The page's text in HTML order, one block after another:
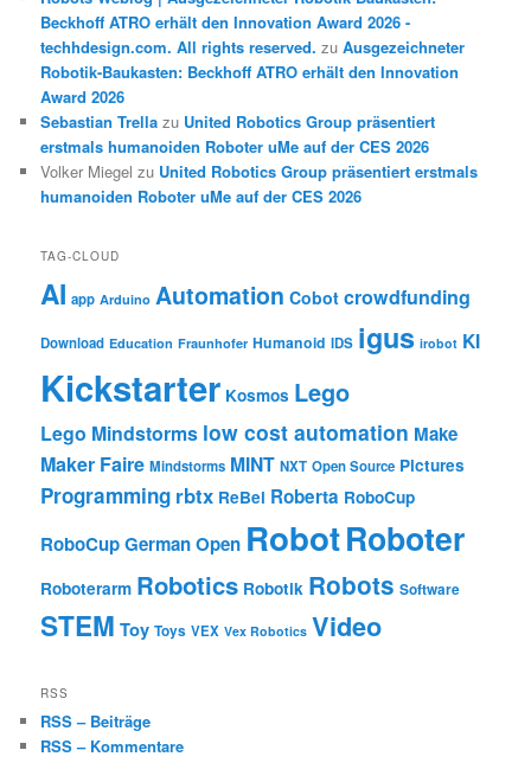
Beckhoff ATRO erhält den Innovation Award 2026 -
techhdesign.com. All rights reserved. zuAusgezeichneter
Robotik-Baukasten: Beckhoff ATRO erhält den Innovation
Award 2026
Sebastian Trella zu United Robotics Group präsentiert
erstmals humanoiden Roboter uMe auf der CES 2026
Volker Miegel zu United Robotics Group präsentiert erstmals
humanoiden Roboter uMe auf der CES 2026
TAG-CLOUD
AI app Arduino Automation Cobot crowdfunding
Download Education Fraunhofer Humanoid IDS igus irobot KI
Kickstarter Kosmos Lego
Lego Mindstorms low cost automation Make
Maker Faire Mindstorms MINT NXT Open Source Pictures
Programming rbtx ReBel Roberta RoboCup
RoboCup German Open RobotRoboter
Roboterarm Robotics Robotik Robots Software
STEM Toy Toys VEX Vex Robotics Video
RSS
RSS – Beiträge
RSS – Kommentare